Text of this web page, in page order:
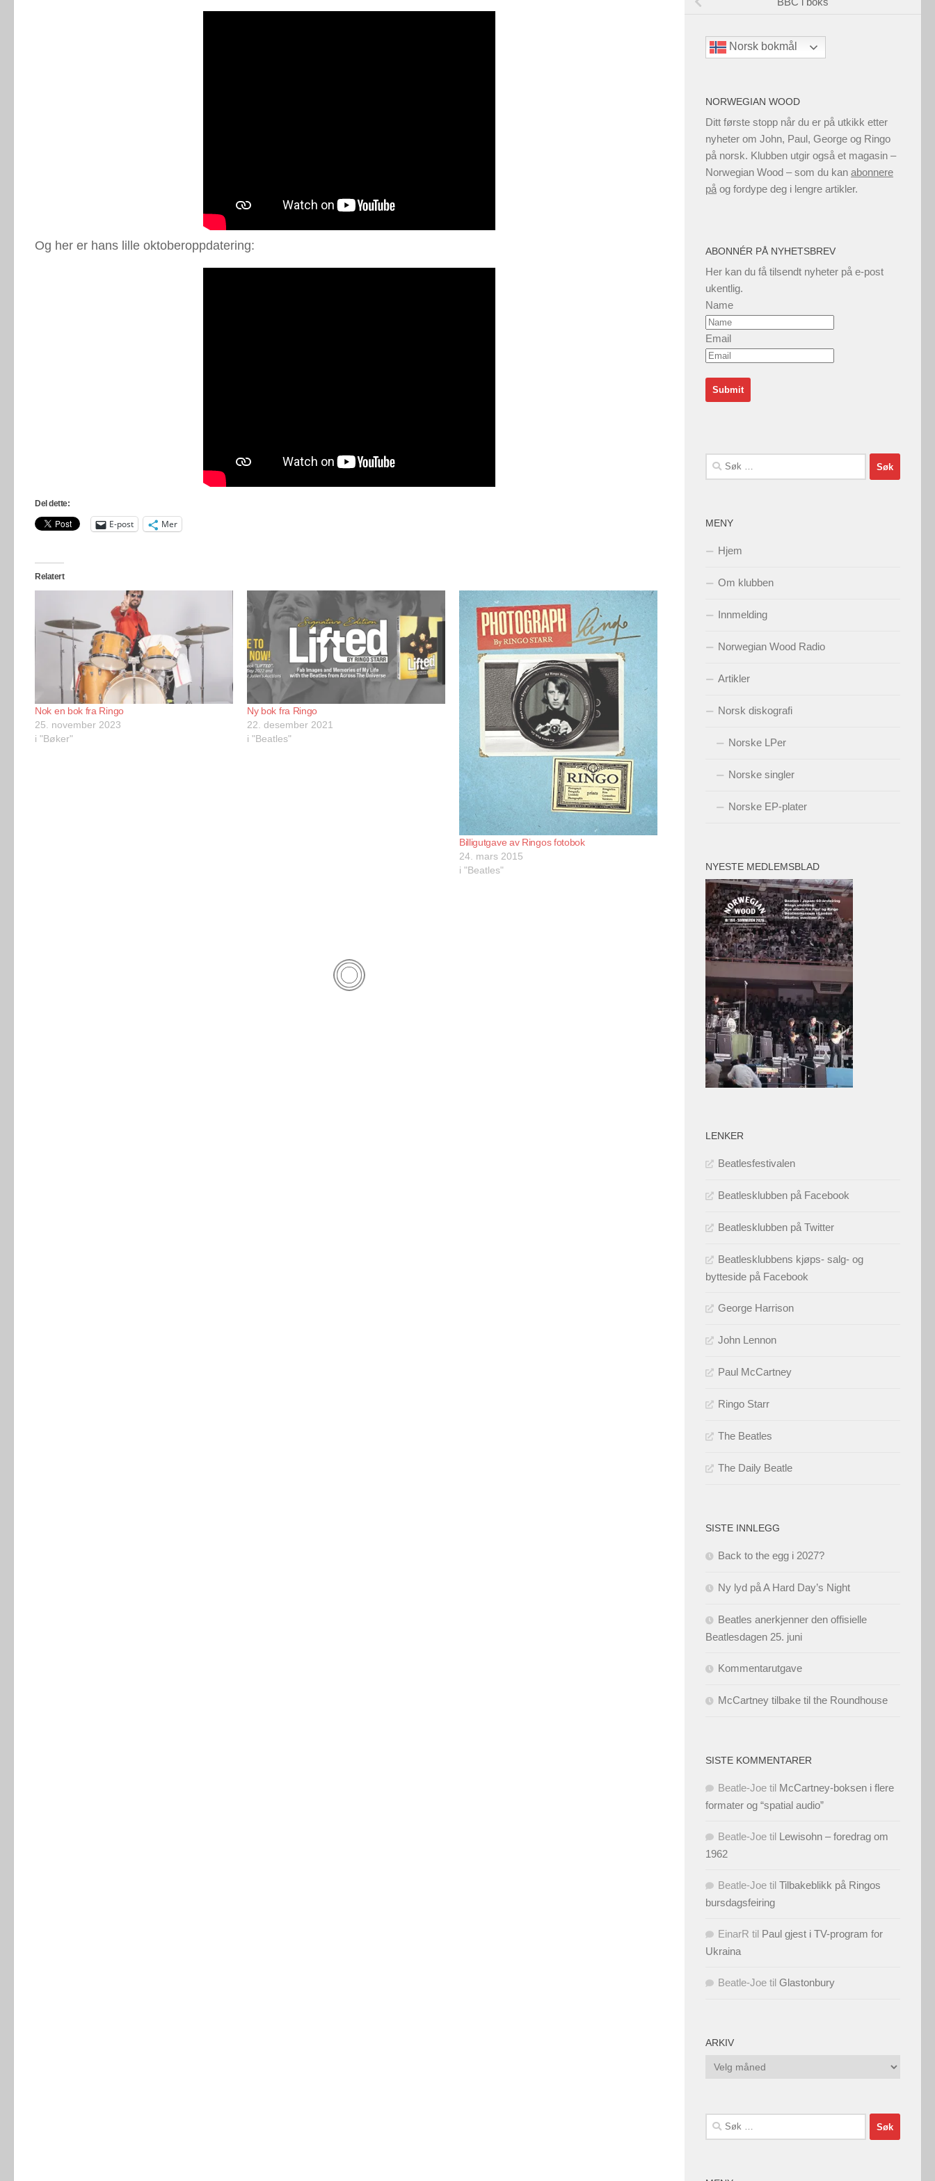
Og her er hans lille oktoberoppdatering:
Del dette:
E-post Mer
Relatert
Nok en bok fra Ringo
25. november 2023
i "Bøker"
Ny bok fra Ringo
22. desember 2021
i "Beatles"
Billigutgave av Ringos fotobok
24. mars 2015
i "Beatles"
Norsk bokmål
NORWEGIAN WOOD
Ditt første stopp når du er på utkikk etter
nyheter om John, Paul, George og Ringo
på norsk. Klubben utgir også et magasin –
Norwegian Wood – som du kan abonnere
på og fordype deg i lengre artikler.
ABONNÉR PÅ NYHETSBREV
Her kan du få tilsendt nyheter på e-post
ukentlig.
Name
Email
Søk
etter:
MENY
Hjem
Om klubben
Innmelding
Norwegian Wood Radio
Artikler
Norsk diskografi
Norske LPer
Norske singler
Norske EP-plater
NYESTE MEDLEMSBLAD
LENKER
Beatlesfestivalen
Beatlesklubben på Facebook
Beatlesklubben på Twitter
Beatlesklubbens kjøps- salg- og
bytteside på Facebook
George Harrison
John Lennon
Paul McCartney
Ringo Starr
The Beatles
The Daily Beatle
SISTE INNLEGG
Back to the egg i 2027?
Ny lyd på A Hard Day’s Night
Beatles anerkjenner den offisielle
Beatlesdagen 25. juni
Kommentarutgave
McCartney tilbake til the Roundhouse
SISTE KOMMENTARER
Beatle-Joe til McCartney-boksen i flere
formater og “spatial audio”
Beatle-Joe til Lewisohn – foredrag om
1962
Beatle-Joe til Tilbakeblikk på Ringos
bursdagsfeiring
EinarR til Paul gjest i TV-program for
Ukraina
Beatle-Joe til Glastonbury
ARKIV
Arkiv
Søk
etter: